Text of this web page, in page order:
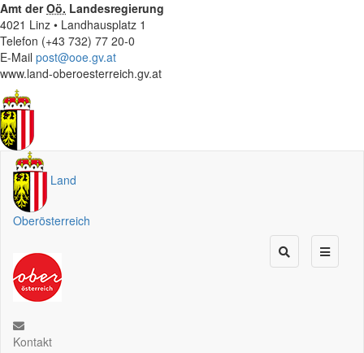
Amt derOö. Landesregierung
4021 Linz • Landhausplatz 1
Telefon (+43 732) 77 20-0
E-Mail post@ooe.gv.at
www.land-oberoesterreich.gv.at
Land
Oberösterreich
Kontakt